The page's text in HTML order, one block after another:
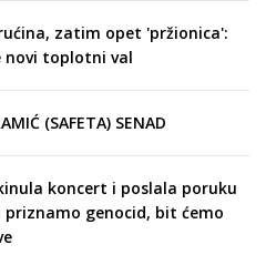
zatim opet 'pržionica':
novi toplotni val
(SAFETA) SENAD
koncert i poslala poruku
priznamo genocid, bit ćemo